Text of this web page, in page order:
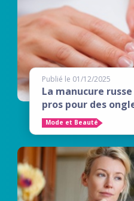
Publié le 01/12/2025
La manucure
pros pour des
Mode et Beauté